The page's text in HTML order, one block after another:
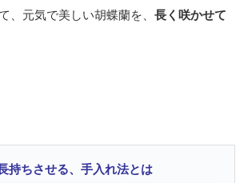
、元気で美しい胡蝶蘭を、 長く咲かせて
持ちさせる、手入れ法とは